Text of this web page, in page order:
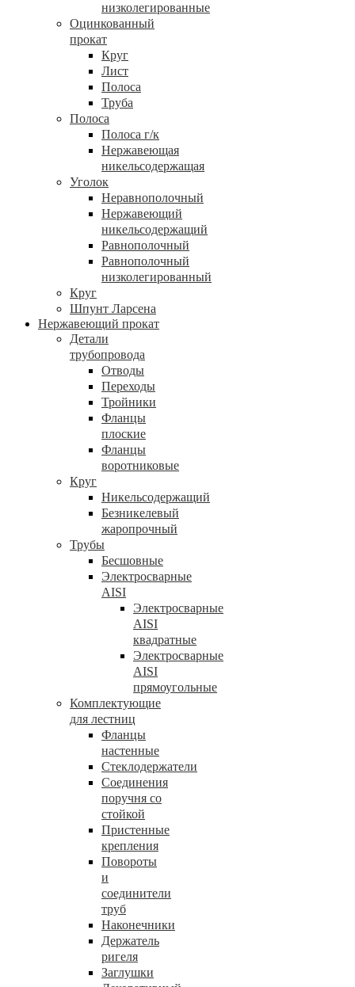
низколегированные
Оцинкованный
прокат
Круг
Лист
Полоса
Труба
Полоса
Полоса г/к
Нержавеющая
никельсодержащая
Уголок
Неравнополочный
Нержавеющий
никельсодержащий
Равнополочный
Равнополочный
низколегированный
Круг
Шпунт Ларсена
Нержавеющий прокат
Детали
трубопровода
Отводы
Переходы
Тройники
Фланцы
плоские
Фланцы
воротниковые
Круг
Никельсодержащий
Безникелевый
жаропрочный
Трубы
Бесшовные
Электросварные
AISI
Электросварные
AISI
квадратные
Электросварные
AISI
прямоугольные
Комплектующие
для лестниц
Фланцы
настенные
Стеклодержатели
Соединения
поручня со
стойкой
Пристенные
крепления
Повороты
и
соединители
труб
Наконечники
Держатель
ригеля
Заглушки